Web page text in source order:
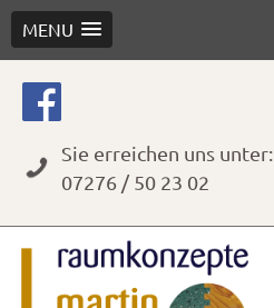
MENU
Sie erreichen uns unter:
07276 / 50 23 02